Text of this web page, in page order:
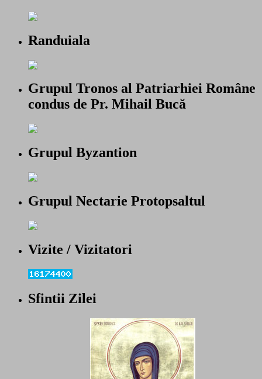
Randuiala
Grupul Tronos al Patriarhiei Române
condus de Pr. Mihail Bucă
Grupul Byzantion
Grupul Nectarie Protopsaltul
Vizite / Vizitatori
Sfintii Zilei